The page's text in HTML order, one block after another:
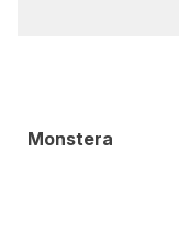
Monstera